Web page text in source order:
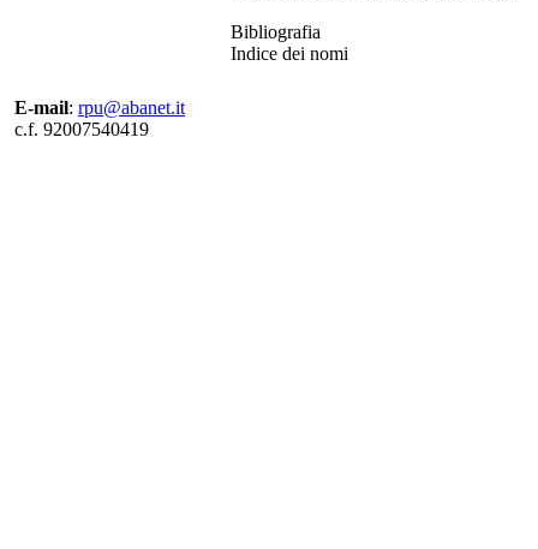
Bibliografia
Indice dei nomi
E-mail: rpu@abanet.it
c.f. 92007540419